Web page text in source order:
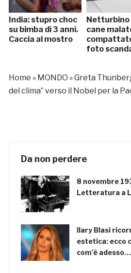
India: stupro choc
su bimba di 3 anni.
Caccia al mostro
Netturbino
cane
foto
Home » MONDO »Greta
del clima” verso il Nobel per la
Da non perdere
8 novembre
Letteratura a
Ilary Blasi
estetica: ecco
com’è adesso…